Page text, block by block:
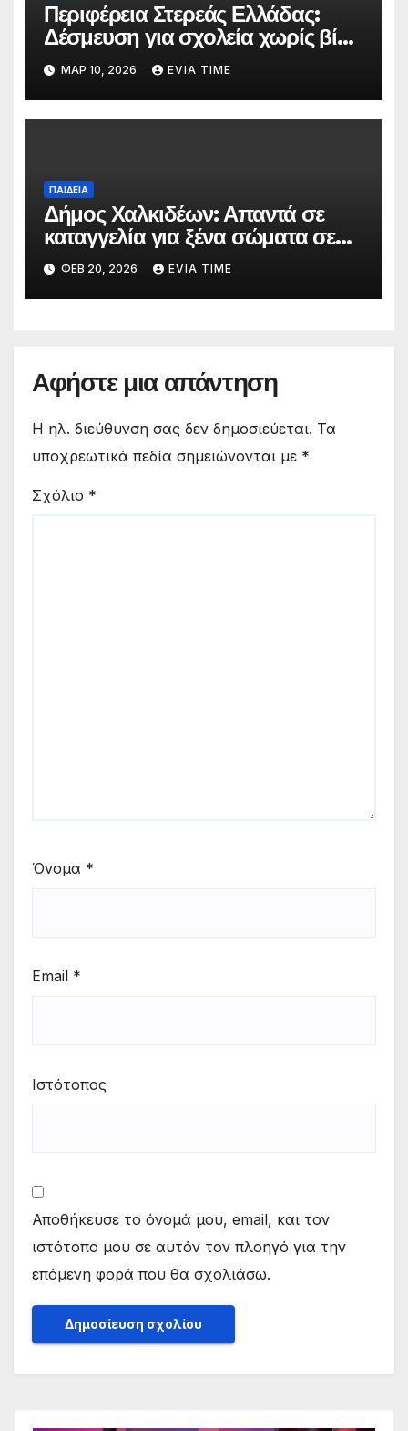
Περιφέρεια Στερεάς Ελλάδας:
Δέσμευση για σχολεία χωρίς βία
με αφορμή την Πανελλήνια
Ημέρα κατά της Σχολικής Βίας
ΜΑΡ 10, 2026 EVIA TIME
ΠΑΙΔΕΙΑ
Δήμος Χαλκιδέων: Απαντά σε
καταγγελία για ξένα σώματα σε
τρόφιμα βρεφονηπιακών
σταθμών
ΦΕΒ 20, 2026 EVIA TIME
Αφήστε μια απάντηση
Η ηλ. διεύθυνση σας δεν δημοσιεύεται. Τα
υποχρεωτικά πεδία σημειώνονται με *
Σχόλιο *
Όνομα *
Email *
Ιστότοπος
Αποθήκευσε το όνομά μου, email, και τον
ιστότοπο μου σε αυτόν τον πλοηγό για την
επόμενη φορά που θα σχολιάσω.